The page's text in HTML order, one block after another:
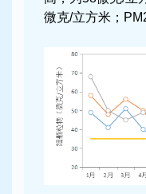
微克/立方米；